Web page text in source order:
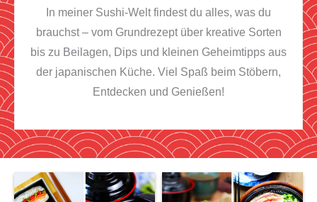
In meiner Sushi-Welt findest du alles, was du
brauchst – vom Grundrezept über kreative Sorten
bis zu Beilagen, Dips und kleinen Geheimtipps aus
der japanischen Küche. Viel Spaß beim Stöbern,
Entdecken und Genießen!